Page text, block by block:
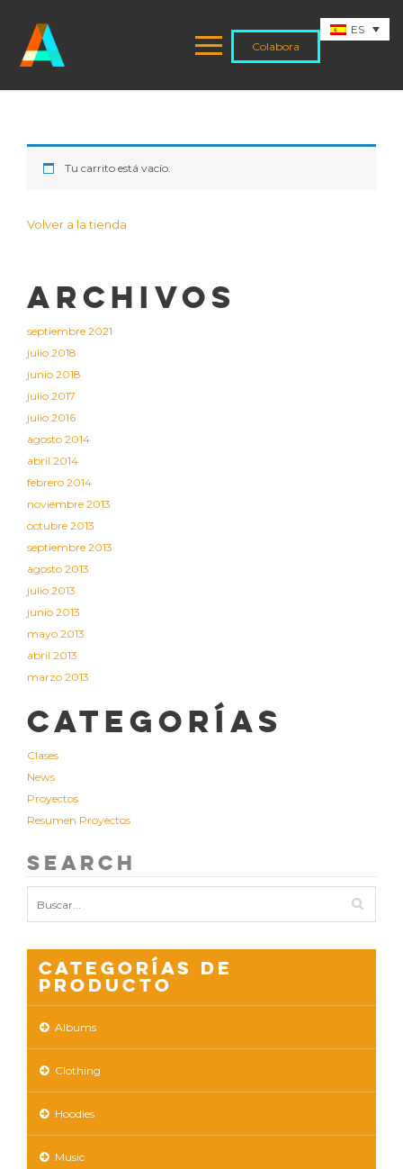
Colabora
ES
Tu carrito está vacío.
Volver a la tienda
Archivos
septiembre 2021
julio 2018
junio 2018
julio 2017
julio 2016
agosto 2014
abril 2014
febrero 2014
noviembre 2013
octubre 2013
septiembre 2013
agosto 2013
julio 2013
junio 2013
mayo 2013
abril 2013
marzo 2013
Categorías
Clases
News
Proyectos
Resumen Proyectos
Search
Categorías de
producto
Albums
Clothing
Hoodies
Music